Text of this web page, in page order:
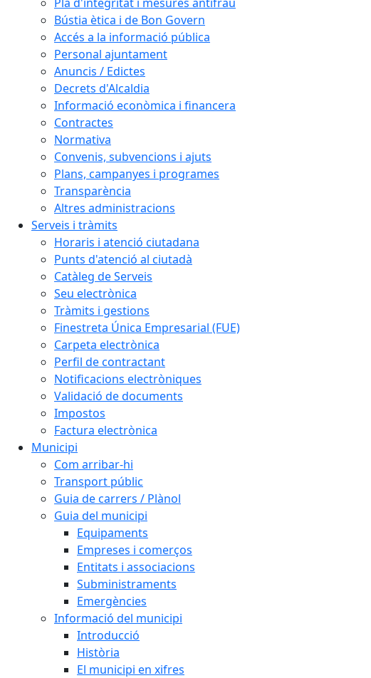
Bústia ètica i de Bon Govern
Accés a la informació pública
Personal ajuntament
Anuncis / Edictes
Decrets d'Alcaldia
Informació econòmica i financera
Contractes
Normativa
Convenis, subvencions i ajuts
Plans, campanyes i programes
Transparència
Altres administracions
Serveis i tràmits
Horaris i atenció ciutadana
Punts d'atenció al ciutadà
Catàleg de Serveis
Seu electrònica
Tràmits i gestions
Finestreta Única Empresarial (FUE)
Carpeta electrònica
Perfil de contractant
Notificacions electròniques
Validació de documents
Impostos
Factura electrònica
Municipi
Com arribar-hi
Transport públic
Guia de carrers / Plànol
Guia del municipi
Equipaments
Empreses i comerços
Entitats i associacions
Subministraments
Emergències
Informació del municipi
Introducció
Història
El municipi en xifres